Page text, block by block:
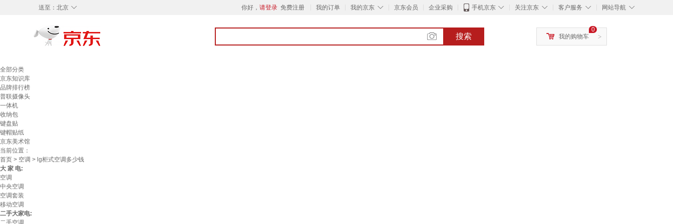
◇
送至： 北京 你好， 请登录 免费注册 我的订单 ◇
我的京东 京东会员 企业采购 ◇
手机京东 ◇
关注京东 ◇
客户服务 ◇
网站导航
搜索 >
0
我的购物车
全部分类
京东知识库
品牌排行榜
普联摄像头
一体机
收纳包
键盘贴
键帽贴纸
京东美术馆
当前位置：
首页 > 空调 > lg柜式空调多少钱
大 家 电:
空调
中央空调
空调套装
移动空调
二手大家电:
二手空调